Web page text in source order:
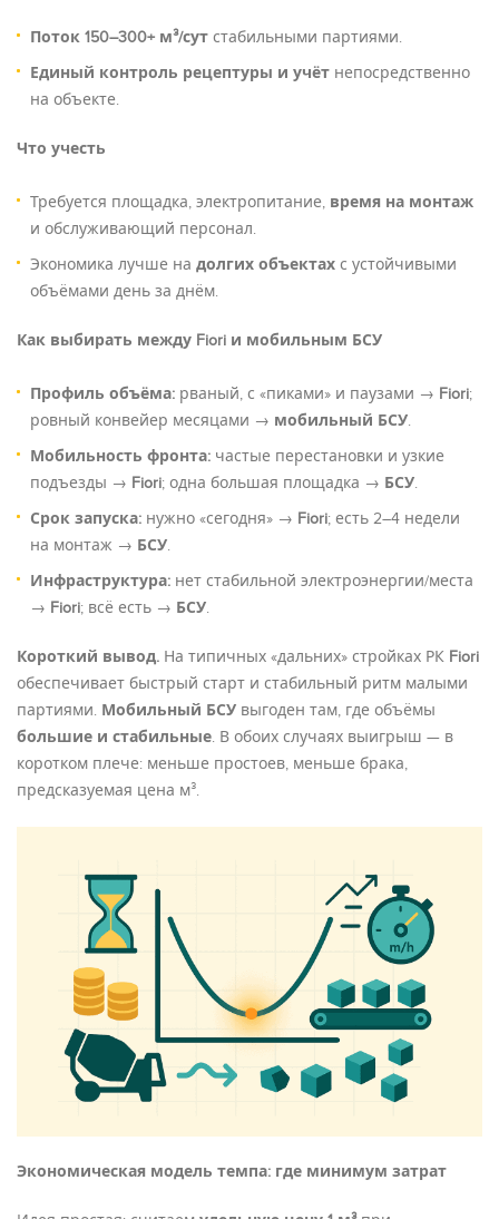
Поток 150–300+ м³/сут стабильными партиями.
Единый контроль рецептуры и учёт непосредственно
на объекте.
Что учесть
Требуется площадка, электропитание, время на монтаж
и обслуживающий персонал.
Экономика лучше на долгих объектах с устойчивыми
объёмами день за днём.
Как выбирать между Fiori и мобильным БСУ
Профиль объёма: рваный, с «пиками» и паузами → Fiori;
ровный конвейер месяцами → мобильный БСУ.
Мобильность фронта: частые перестановки и узкие
подъезды → Fiori; одна большая площадка → БСУ.
Срок запуска: нужно «сегодня» → Fiori; есть 2–4 недели
на монтаж → БСУ.
Инфраструктура: нет стабильной электроэнергии/места
→ Fiori; всё есть → БСУ.
Короткий вывод. На типичных «дальних» стройках РК Fiori
обеспечивает быстрый старт и стабильный ритм малыми
партиями. Мобильный БСУ выгоден там, где объёмы
большие и стабильные. В обоих случаях выигрыш — в
коротком плече: меньше простоев, меньше брака,
предсказуемая цена м³.
Экономическая модель темпа: где минимум затрат